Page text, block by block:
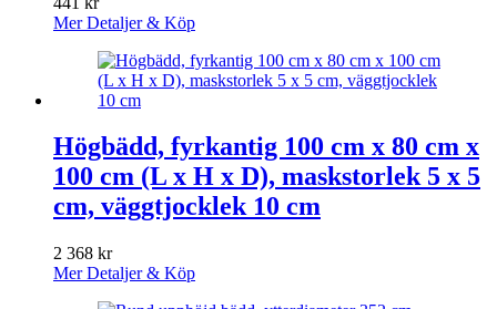
Mer Detaljer & Köp
Högbädd, fyrkantig 100 cm x 80 cm x
100 cm (L x H x D), maskstorlek 5 x 5
cm, väggtjocklek 10 cm
2 368 kr
Mer Detaljer & Köp